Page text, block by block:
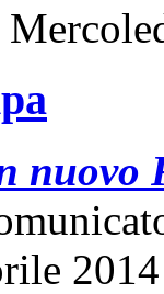
nuovo
2014